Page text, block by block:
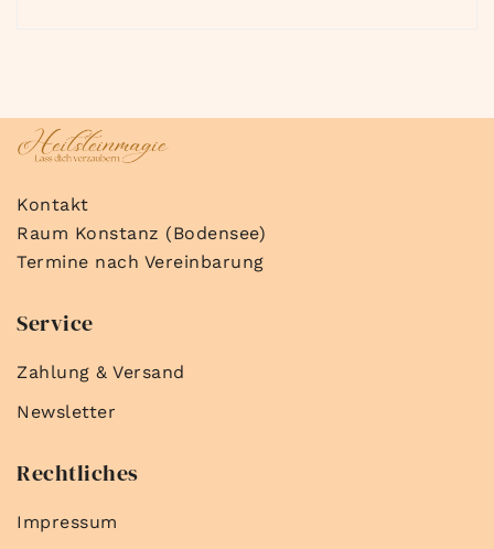
Kontakt
Raum Konstanz (Bodensee)
Termine nach Vereinbarung
Service
Zahlung & Versand
Newsletter
Rechtliches
Impressum